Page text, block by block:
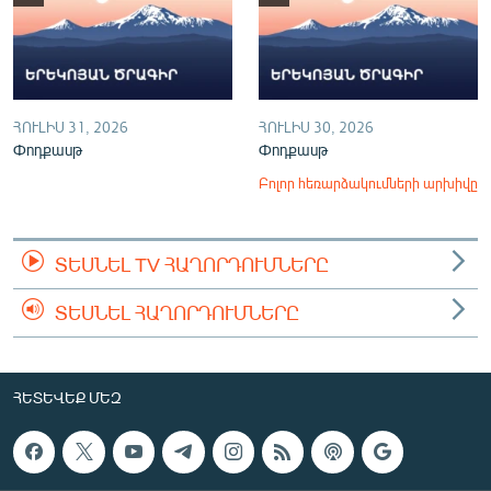
ՀՈՒԼԻՍ 31, 2026
Փոդքասթ
ՀՈՒԼԻՍ 30, 2026
Փոդքասթ
Բոլոր հեռարձակումների արխիվը
ՏԵՍՆԵԼ TV ՀԱՂՈՐԴՈՒՄՆԵՐԸ
ՏԵՍՆԵԼ ՀԱՂՈՐԴՈՒՄՆԵՐԸ
ՀԵՏԵՎԵՔ ՄԵԶ